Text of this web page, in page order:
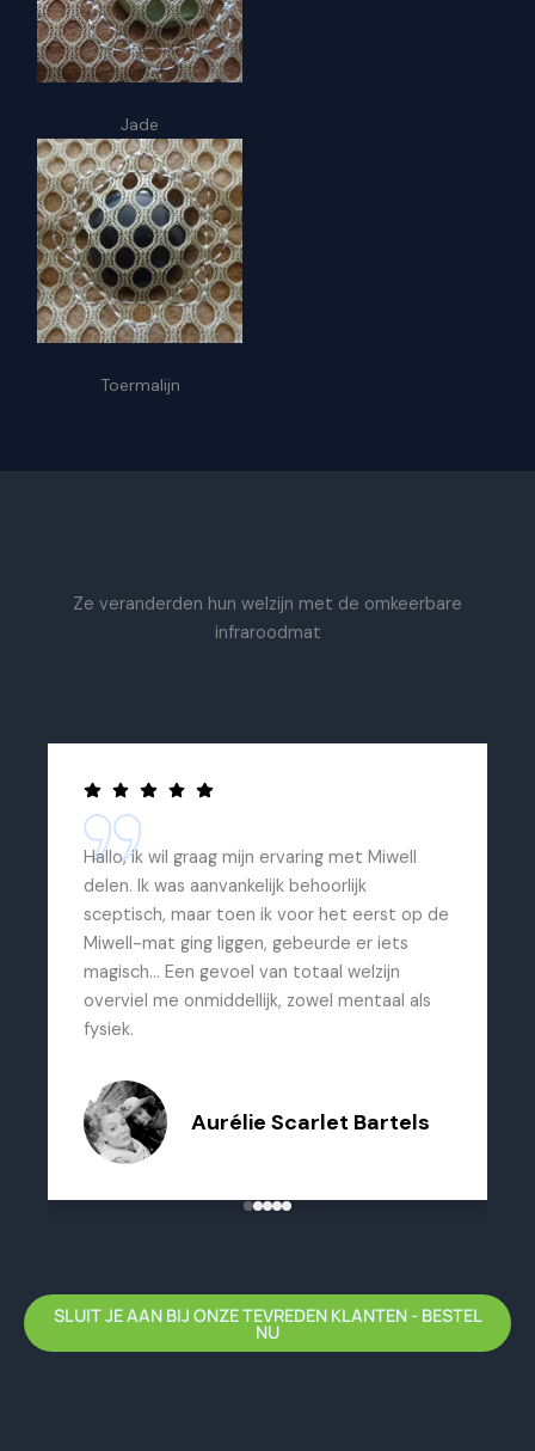
Jade
Toermalijn
Ze veranderden hun welzijn met de omkeerbare
infraroodmat
Hallo, ik wil graag mijn ervaring met Miwell
delen. Ik was aanvankelijk behoorlijk
sceptisch, maar toen ik voor het eerst op de
Miwell-mat ging liggen, gebeurde er iets
magisch... Een gevoel van totaal welzijn
overviel me onmiddellijk, zowel mentaal als
fysiek.
Aurélie Scarlet Bartels
SLUIT JE AAN BIJ ONZE TEVREDEN KLANTEN - BESTEL
NU